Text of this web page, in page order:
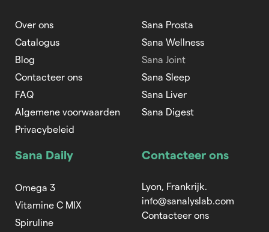
Over ons
Catalogus
Blog
Contacteer ons
FAQ
Algemene voorwaarden
Privacybeleid
Sana Prosta
Sana Wellness
Sana Joint
Sana Sleep
Sana Liver
Sana Digest
Sana Daily
Omega 3
Vitamine C MIX
Spiruline
Contacteer ons
Lyon, Frankrijk.
info@sanalyslab.com
Contacteer ons